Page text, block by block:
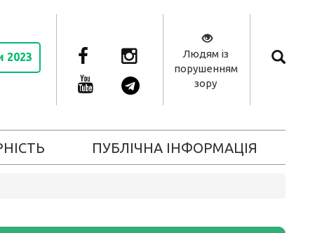
2023
Людям із
порушенням
зору
ПУБЛІЧНА ІНФОРМАЦІЯ